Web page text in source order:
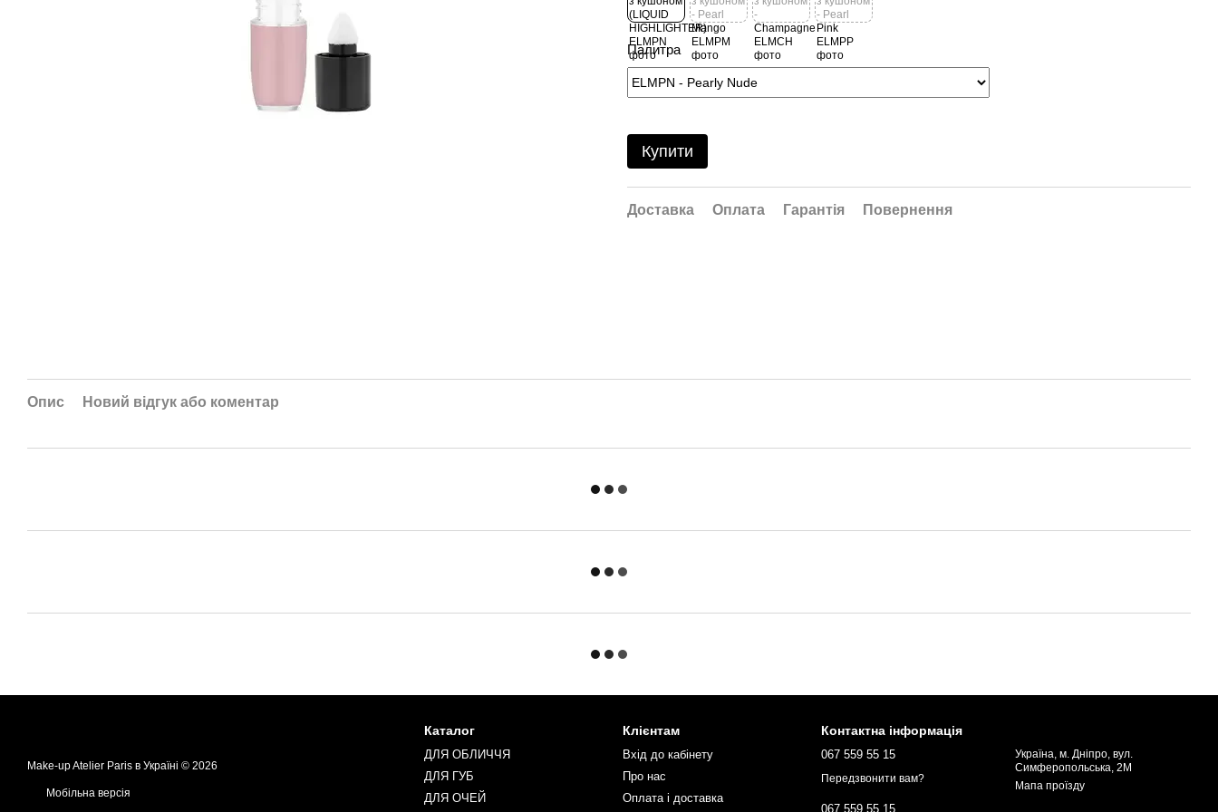
Палитра
Купити
Доставка Оплата Гарантія Повернення
Опис Новий відгук або коментар
Make-up Atelier Paris в Україні © 2026
Мобільна версія
Каталог
ДЛЯ ОБЛИЧЧЯ
ДЛЯ ГУБ
ДЛЯ ОЧЕЙ
Клієнтам
Вхід до кабінету
Про нас
Оплата і доставка
Контактна інформація
067 559 55 15
Передзвонити вам?
067 559 55 15
Україна, м. Дніпро, вул.
Симферопольська, 2М
Мапа проїзду